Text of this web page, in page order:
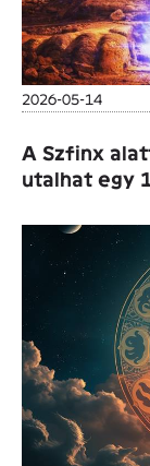
2026-05-14
A Szfinx
utalhat egy